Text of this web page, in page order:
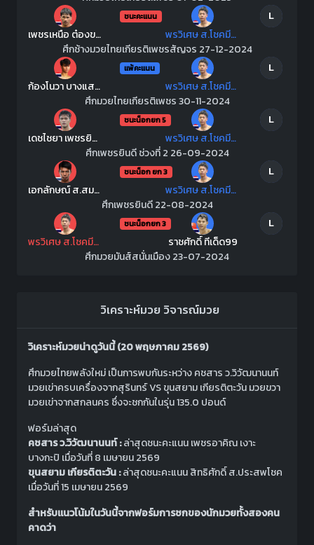
ชนะคะแนน
L
เพชรเหนือ ต๋องขาวเชียงใหม่
พรวิเศษ ส.โชคมีชัย
ศึกช้างมวยไทยเกียรติเพชรสัญจร 27-12-2024
แพ้คะแนน
L
ก้องโนวา บางแสนไฟท์คลับ
พรวิเศษ ส.โชคมีชัย
ศึกมวยไทยเกียรติเพชร 30-11-2024
ชนะน็อกยก 5
L
เดชไชยา เพชรยินดีอะคาเดมี
พรวิเศษ ส.โชคมีชัย
ศึกเพชรยินดี ช่วงที่ 2 26-09-2024
ชนะน็อก ยก 3
L
เอกลักษณ์ ส.สมานการ์เม้นท์
พรวิเศษ ส.โชคมีชัย
ศึกเพชรยินดี 22-08-2024
ชนะน็อกยก 3
L
พรวิเศษ ส.โชคมีชัย
ราชศักดิ์ ทีเด็ด99
ศึกมวยมันส์สนั่นเมือง 23-07-2024
วิเคราะห์มวย วิจารณ์มวย
วิเคราะห์มวยน่าดูวันนี้ (20 พฤษภาคม 2569)
ศึกมวยไทยพลังใหม่ เป็นการพบกันระหว่าง คชสาร ว.วิวัฒนานนท์
มวยเข่าครบเครื่องจากสุรินทร์ VS ขุนสยาม เกียรติตะวัน มวยขวา
มวยเข่าจากสกลนคร ซึ่งจะชกกันในรุ่น 135.0 ปอนด์
ฟอร์มล่าสุด
คชสาร ว.วิวัฒนานนท์ :ล่าสุดชนะคะแนน เพชรอาคิณ เงาะ
บางกะปิ เมื่อวันที่ 8 เมษายน 2569
ขุนสยาม เกียรติตะวัน :ล่าสุดชนะคะแนน สิทธิศักดิ์ ส.ประสพโชค
เมื่อวันที่ 15 เมษายน 2569
สำหรับแนวโน้มในวันนี้จากฟอร์มการชกของนักมวยทั้งสองคน
คาดว่า